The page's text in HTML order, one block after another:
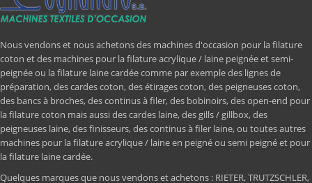
Nous vendons et nous achetons des machines d'occasion pour la filature
coton et des machines pour la filature acrylique / laine peignée et semi-
peignée ou la filature laine cardée comme par exemple des lignes de
préparation, des cardes coton, des étirages coton, des peigneuses coton,
des bancs à broches, des continus à filer, des bobinoirs, des open-end pour
la filature coton mais aussi des cardes laine, des gills / gillbox, des
peigneuses laine, des finisseurs, des continus à filer laine, ou toutes autres
machines pour la filature acrylique / laine en peigné ou semi peigné et pour
la filature laine cardée.
Quelques marques que nous vendons et achetons : RIETER, TRUTZSCHLER,